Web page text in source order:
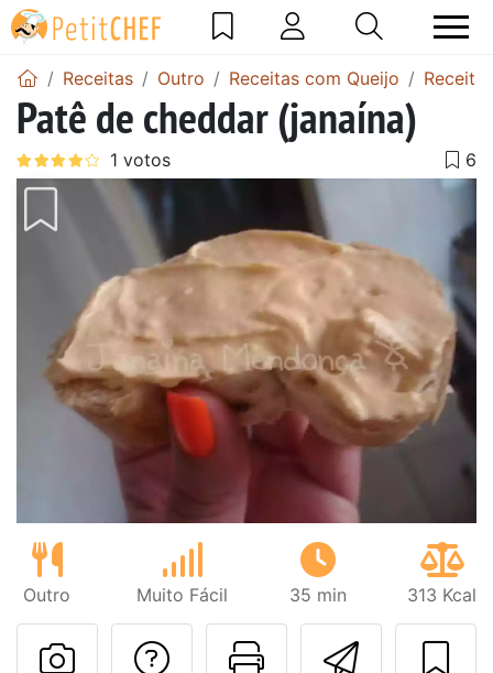
Receitas Outro Receitas com Queijo
Patê de cheddar (janaína)
Outro Muito Fácil 35 min 313 Kcal
Imprima
Falar com o autor